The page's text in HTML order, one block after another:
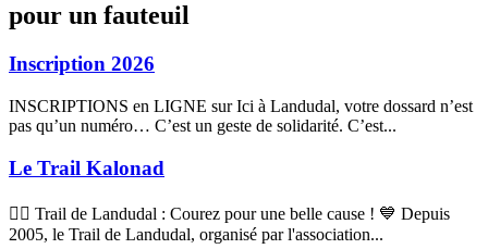
pour un fauteuil
Inscription 2026
INSCRIPTIONS en LIGNE sur Ici à Landudal, votre dossard n’est
pas qu’un numéro… C’est un geste de solidarité. C’est...
Le Trail Kalonad
🏃‍♂️ Trail de Landudal : Courez pour une belle cause ! 💙 Depuis
2005, le Trail de Landudal, organisé par l'association...